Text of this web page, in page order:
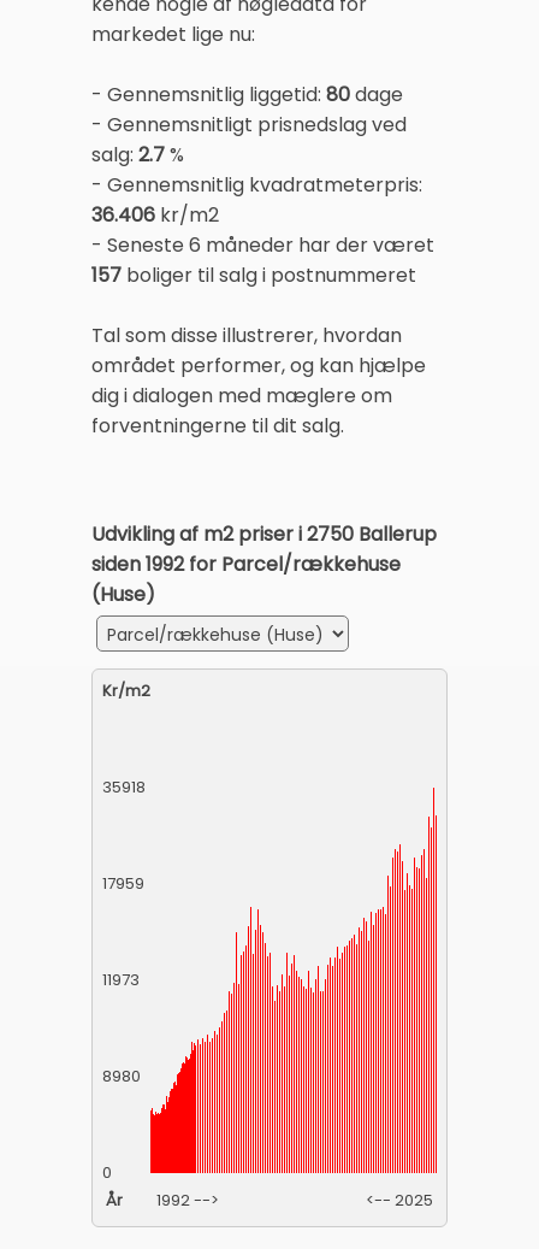
markedet lige nu:
- Gennemsnitlig liggetid: 80dage
- Gennemsnitligt prisnedslag ved
salg: 2.7%
- Gennemsnitlig kvadratmeterpris:
36.406 kr/m2
- Seneste 6 måneder har der været
157 boliger til salg i postnummeret
Tal som disse illustrerer, hvordan
området performer, og kan hjælpe
dig i dialogen med mæglere om
forventningerne til dit salg.
Udvikling af m2 priser i 2750 Ballerup
siden 1992 for Parcel/rækkehuse
(Huse)
Kr/m2
35918
17959
11973
8980
0
År
1992 --> <-- 2025